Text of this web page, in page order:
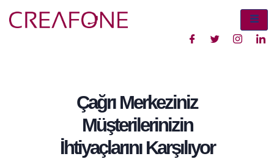
Çağrı Merkeziniz
Müşterilerinizin
İhtiyaçlarını Karşılıyor